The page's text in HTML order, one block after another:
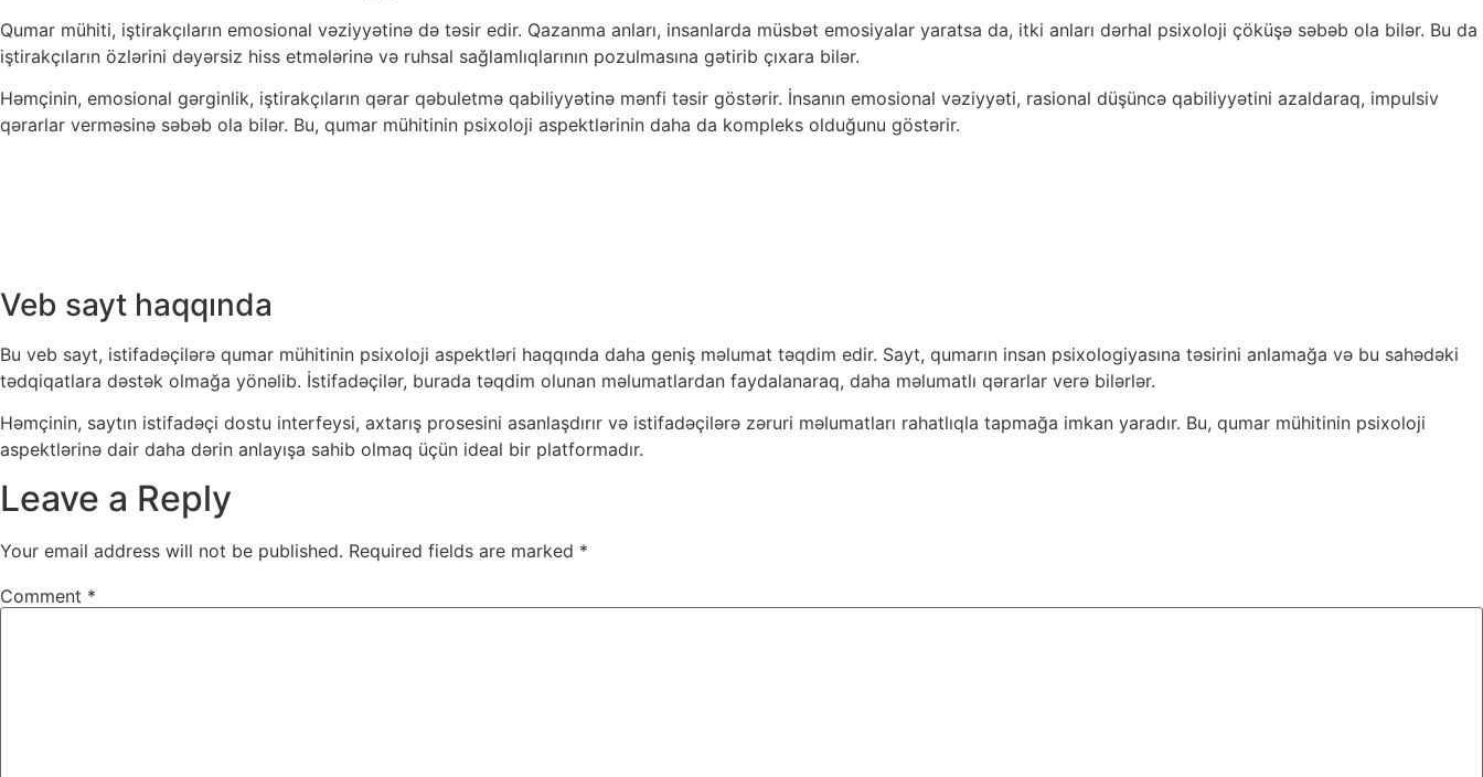
Qumar mühiti, iştirakçıların emosional vəziyyətinə də təsir edir. Qazanma anları, insanlarda müsbət emosiyalar yaratsa da, itki anları dərhal psixoloji çöküşə səbəb ola bilər. Bu da
iştirakçıların özlərini dəyərsiz hiss etmələrinə və ruhsal sağlamlıqlarının pozulmasına gətirib çıxara bilər.
Həmçinin, emosional gərginlik, iştirakçıların qərar qəbuletmə qabiliyyətinə mənfi təsir göstərir. İnsanın emosional vəziyyəti, rasional düşüncə qabiliyyətini azaldaraq, impulsiv
qərarlar verməsinə səbəb ola bilər. Bu, qumar mühitinin psixoloji aspektlərinin daha da kompleks olduğunu göstərir.
Veb sayt haqqında
Bu veb sayt, istifadəçilərə qumar mühitinin psixoloji aspektləri haqqında daha geniş məlumat təqdim edir. Sayt, qumarın insan psixologiyasına təsirini anlamağa və bu sahədəki
tədqiqatlara dəstək olmağa yönəlib. İstifadəçilər, burada təqdim olunan məlumatlardan faydalanaraq, daha məlumatlı qərarlar verə bilərlər.
Həmçinin, saytın istifadəçi dostu interfeysi, axtarış prosesini asanlaşdırır və istifadəçilərə zəruri məlumatları rahatlıqla tapmağa imkan yaradır. Bu, qumar mühitinin psixoloji
aspektlərinə dair daha dərin anlayışa sahib olmaq üçün ideal bir platformadır.
Leave a Reply
Your email address will not be published. Required fields are marked *
Comment *